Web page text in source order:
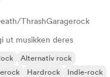
ThrashGaragerock
ut musikken deres
Alternativ rock
Hardrock
Indie-rock